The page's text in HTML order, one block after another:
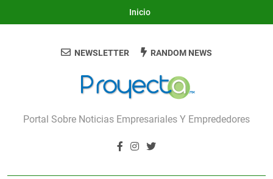
Inicio
Proyecta
Portal Sobre Noticias Empresariales Y Emprededores
NEWSLETTER RANDOM NEWS